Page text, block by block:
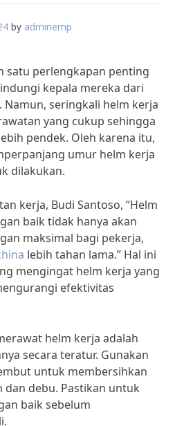
by adminemp
satu perlengkapan penting
kepala mereka dari
Namun, seringkali helm kerja
yang cukup sehingga
pendek. Oleh karena itu,
umur helm kerja
dilakukan.
kerja, Budi Santoso, “Helm
baik tidak hanya akan
maksimal bagi pekerja,
lebih tahan lama.” Hal ini
mengingat helm kerja yang
efektivitas
helm kerja adalah
secara teratur. Gunakan
untuk membersihkan
debu. Pastikan untuk
baik sebelum